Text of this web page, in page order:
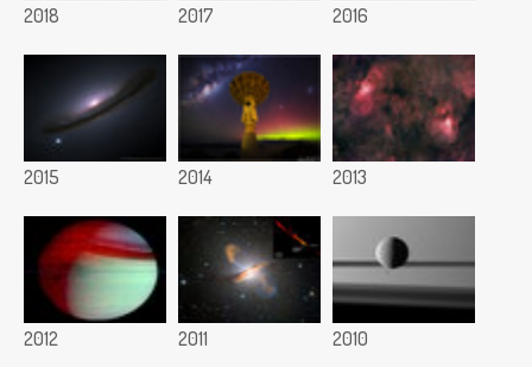
2018 2017 2016
2015 2014 2013
2012 2011 2010